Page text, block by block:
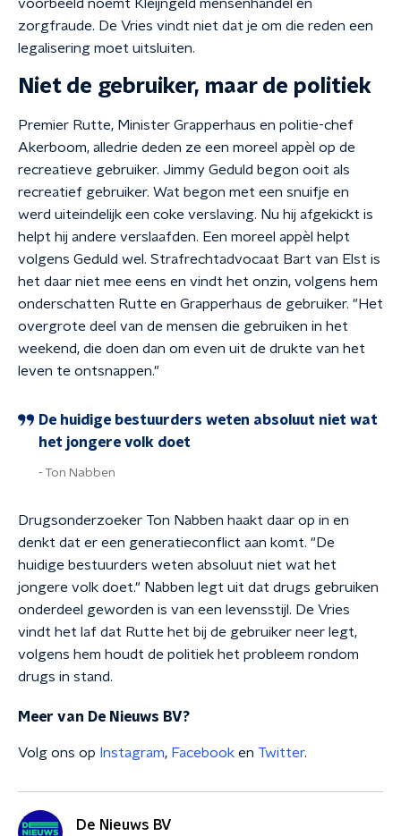
voorbeeld noemt Kleijngeld mensenhandel en
zorgfraude. De Vries vindt niet dat je om die reden een
legalisering moet uitsluiten.
Niet de gebruiker, maar de politiek
Premier Rutte, Minister Grapperhaus en politie-chef
Akerboom, alledrie deden ze een moreel appèl op de
recreatieve gebruiker. Jimmy Geduld begon ooit als
recreatief gebruiker. Wat begon met een snuifje en
werd uiteindelijk een coke verslaving. Nu hij afgekickt is
helpt hij andere verslaafden. Een moreel appèl helpt
volgens Geduld wel. Strafrechtadvocaat Bart van Elst is
het daar niet mee eens en vindt het onzin, volgens hem
onderschatten Rutte en Grapperhaus de gebruiker. "Het
overgrote deel van de mensen die gebruiken in het
weekend, die doen dan om even uit de drukte van het
leven te ontsnappen."
De huidige bestuurders weten absoluut niet wat
het jongere volk doet
Ton Nabben
Drugsonderzoeker Ton Nabben haakt daar op in en
denkt dat er een generatieconflict aan komt. "De
huidige bestuurders weten absoluut niet wat het
jongere volk doet." Nabben legt uit dat drugs gebruiken
onderdeel geworden is van een levensstijl. De Vries
vindt het laf dat Rutte het bij de gebruiker neer legt,
volgens hem houdt de politiek het probleem rondom
drugs in stand.
Meer van De Nieuws BV?
Volg ons op Instagram, Facebook en Twitter.
De Nieuws BV